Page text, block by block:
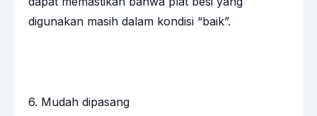
digunakan masih dalam kondisi “baik”.
6. Mudah dipasang